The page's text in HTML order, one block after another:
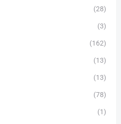
(28)
(3)
(162)
(13)
(13)
(78)
(1)